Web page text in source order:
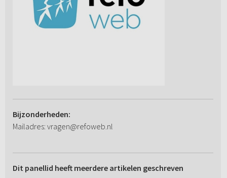
Bijzonderheden:
Mailadres: vragen@refoweb.nl
Dit panellid heeft meerdere artikelen geschreven